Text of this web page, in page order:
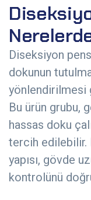
Diseksiyon
dokunun
yönlendirilmesi
Bu ürün grubu,
hassas doku
tercih edilebilir.
yapısı, gövde
kontrolünü